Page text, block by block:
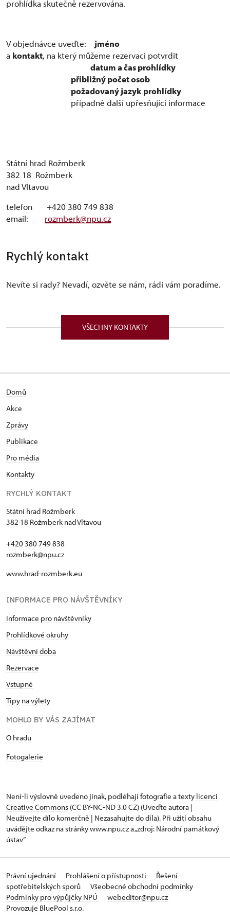
prohlídka skutečně rezervována.
V objednávce uveďte: jméno
a kontakt, na který můžeme rezervaci potvrdit
datum a čas prohlídky
přibližný počet osob
požadovaný jazyk prohlídky
případně další upřesňující informace
Státní hrad Rožmberk
382 18 Rožmberk
nad
telefon +420 380 749 838
email: rozmberk@npu.cz
Rychlý kontakt
Nevíte si rady? Nevadí, ozvěte se nám, rádi vám poradíme.
VŠECHNY KONTAKTY
Domů
Akce
Zprávy
Publikace
Pro média
Kontakty
RYCHLÝ KONTAKT
Státní hrad Rožmberk
382 18 Rožmberk nad Vltavou
+420 380 749 838
rozmberk@npu.cz
www.hrad-rozmberk.eu
INFORMACE PRO NÁVŠTĚVNÍKY
Informace pro návštěvníky
Prohlídkové okruhy
Návštěvní doba
Rezervace
Vstupné
Tipy na výlety
MOHLO BY VÁS ZAJÍMAT
O hradu
Fotogalerie
Není-li výslovně uvedeno jinak, podléhají fotografie a texty licenci
Creative Commons (CC BY-NC-ND 3.0 CZ) (Uveďte autora |
Neužívejte dílo komerčně | Nezasahujte do díla). Při užití obsahu
uvádějte odkaz na stránky www.npu.cz a „zdroj: Národní památkový
ústav“
Právní ujednání Prohlášení o přístupnosti
Řešení
spotřebitelských sporů
Všeobecné obchodní podmínky
Podmínky pro výpůjčky NPÚ
webeditor@npu.cz
Provozuje BluePool s.r.o.